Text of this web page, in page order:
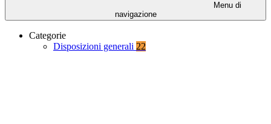
Menu di
navigazione
Categorie
Disposizioni generali 22